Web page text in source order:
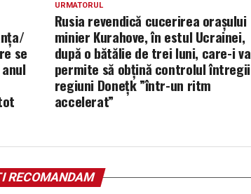
URMATORUL
Rusia revendică cucerirea oraşului
minier Kurahove, în estul Ucrainei,
după o bătălie de trei luni, care-i va
permite să obţină controlul întregii
regiuni Doneţk ”într-un ritm
accelerat”
se
RECOMANDAM